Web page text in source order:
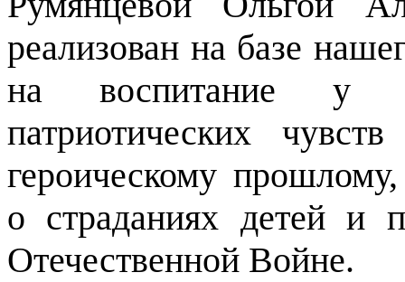
реализован на базе
на воспитание у
патриотических
героическому
о страданиях детей и
Отечественной Войне.